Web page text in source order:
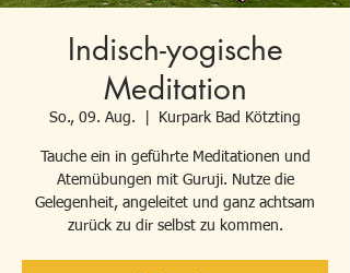
Indisch-yogische
Meditation
So., 09. Aug. Kurpark Bad Kötzting
Tauche ein in geführte Meditationen und
Atemübungen mit Guruji. Nutze die
Gelegenheit, angeleitet und ganz achtsam
zurück zu dir selbst zu kommen.